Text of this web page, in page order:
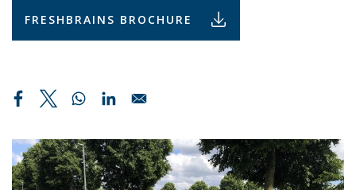
FRESHBRAINS BROCHURE